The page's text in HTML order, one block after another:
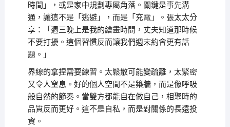
時間」，或是家中規劃專屬角落。關鍵是事先溝
通，讓這不是「逃避」，而是「充電」。張太太分
享：「週三晚上是我的繪畫時間，丈夫知道那時候
不要打擾。這個習慣反而讓我們週末約會更有話
題。」
界線的拿捏需要練習。太鬆散可能變疏離，太緊密
又令人窒息。好的個人空間不是築牆，而是像呼吸
般自然的節奏。當雙方都能自在做自己，相聚時的
品質反而更好。這不是自私，而是對關係的長遠投
資。